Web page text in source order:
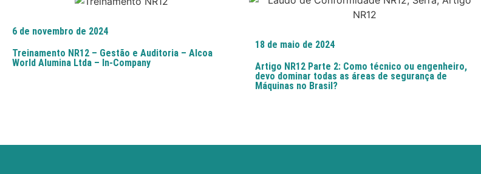
6 de novembro de 2024
Treinamento NR12 – Gestão e Auditoria – Alcoa
World Alumina Ltda – In-Company
18 de maio de 2024
Artigo NR12 Parte 2: Como técnico ou engenheiro,
devo dominar todas as áreas de segurança de
Máquinas no Brasil?